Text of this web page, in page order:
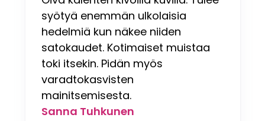
syötyä enemmän ulkolaisia
hedelmiä kun näkee niiden
satokaudet. Kotimaiset muistaa
toki itsekin. Pidän myös
varadtokasvisten
mainitsemisesta.
Sanna Tuhkunen